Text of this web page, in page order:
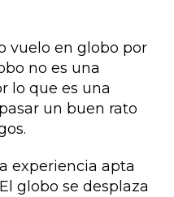
vuelo en globo por
no es una
lo que es una
un buen rato
experiencia apta
globo se desplaza